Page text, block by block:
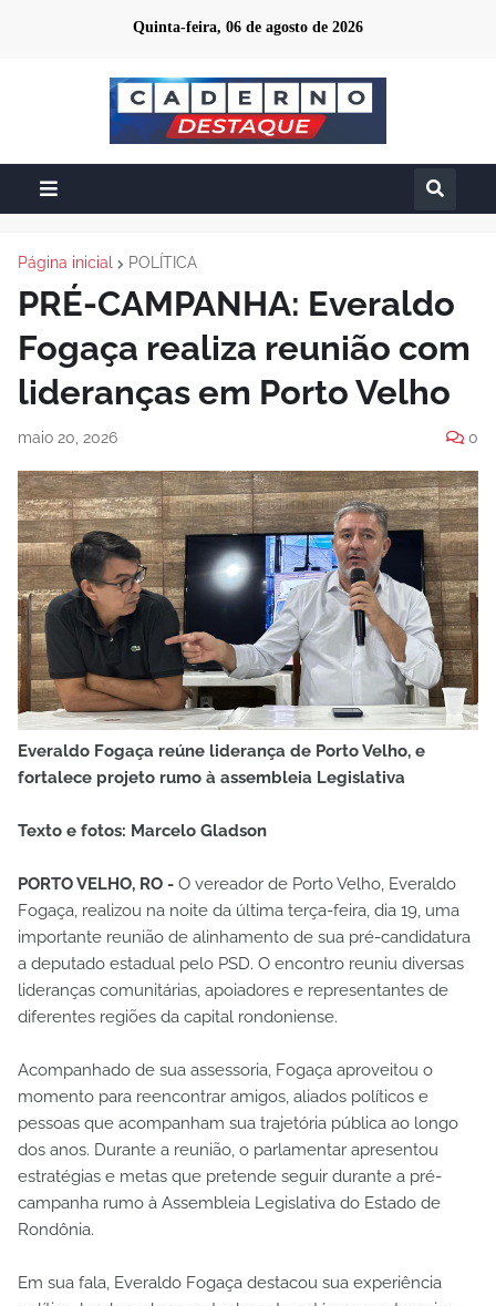
Quinta-feira, 06 de agosto de 2026
Página inicial POLÍTICA
PRÉ-CAMPANHA: Everaldo
Fogaça realiza reunião com
lideranças em Porto Velho
maio 20, 2026 0
Everaldo Fogaça reúne liderança de Porto Velho, e
fortalece projeto rumo à assembleia Legislativa
Texto e fotos: Marcelo Gladson
PORTO VELHO, RO - O vereador de Porto Velho, Everaldo
Fogaça, realizou na noite da última terça-feira, dia 19, uma
importante reunião de alinhamento de sua pré-candidatura
a deputado estadual pelo PSD. O encontro reuniu diversas
lideranças comunitárias, apoiadores e representantes de
diferentes regiões da capital rondoniense.
Acompanhado de sua assessoria, Fogaça aproveitou o
momento para reencontrar amigos, aliados políticos e
pessoas que acompanham sua trajetória pública ao longo
dos anos. Durante a reunião, o parlamentar apresentou
estratégias e metas que pretende seguir durante a pré-
campanha rumo à Assembleia Legislativa do Estado de
Rondônia.
Em sua fala, Everaldo Fogaça destacou sua experiência